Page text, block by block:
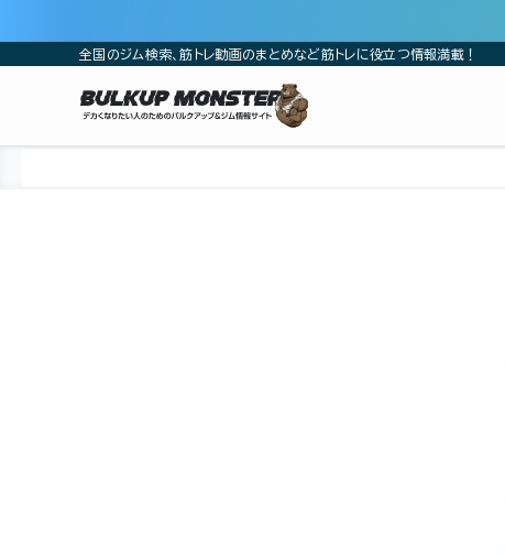
全国のジム検索、筋トレ動画のまとめなど筋トレに役立つ情報満載！